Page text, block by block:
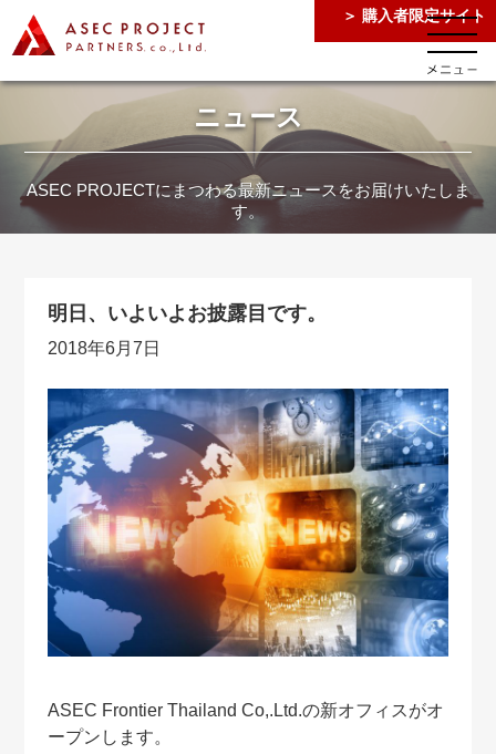
＞ 購入者限定サイト
ニュース
ASEC PROJECTにまつわる最新ニュースをお届けいたしま
す。
明日、いよいよお披露目です。
2018年6月7日
ASEC Frontier Thailand Co,.Ltd.の新オフィスがオ
ープンします。